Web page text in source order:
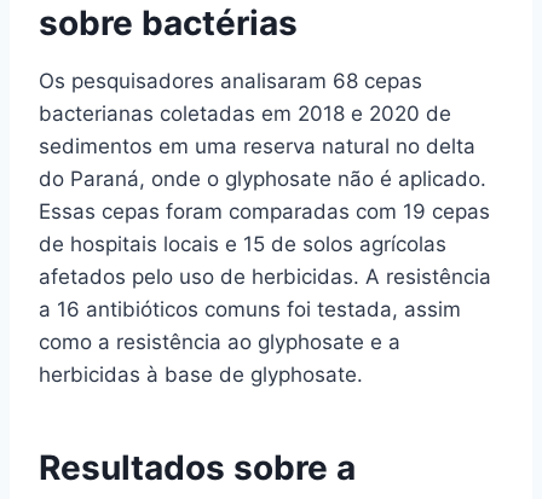
sobre bactérias
Os pesquisadores analisaram 68 cepas
bacterianas coletadas em 2018 e 2020 de
sedimentos em uma reserva natural no delta
do Paraná, onde o glyphosate não é aplicado.
Essas cepas foram comparadas com 19 cepas
de hospitais locais e 15 de solos agrícolas
afetados pelo uso de herbicidas. A resistência
a 16 antibióticos comuns foi testada, assim
como a resistência ao glyphosate e a
herbicidas à base de glyphosate.
Resultados sobre a